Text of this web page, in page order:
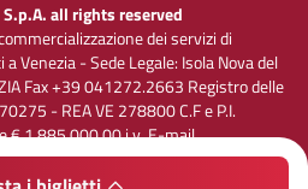
all rights reserved
dei servizi di
Venezia - Sede Legale: Isola Nova del
Fax +39 041272.2663 Registro delle
- REA VE 278800 C.F e P.I.
€ 1.885.000,00 i.v. E-mail
Società soggetta
di Avm S.p.A.